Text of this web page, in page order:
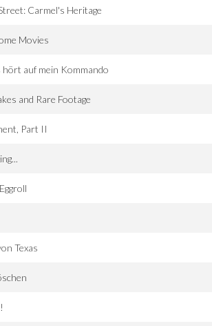
Carmel's Heritage
Movies
auf mein Kommando
and Rare Footage
Part II
Texas